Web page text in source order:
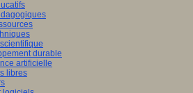
durable
artificielle
libres